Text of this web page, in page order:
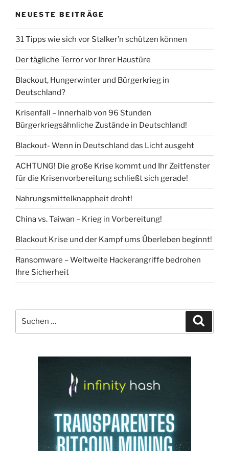
NEUESTE BEITRÄGE
31 Tipps wie sich vor Stalker’n schützen können
Der tägliche Terror vor Ihrer Haustüre
Blackout, Hungerwinter und Bürgerkrieg in
Deutschland?
Krisenfall – Innerhalb von 96 Stunden
Bürgerkriegsähnliche Zustände in Deutschland!
Blackout- Wenn in Deutschland das Licht ausgeht
ACHTUNG! Die große Krise kommt und Ihr Zeitfenster
für die Krisenvorbereitung schließt sich gerade!
Nahrungsmittelknappheit droht!
China vs. Taiwan – Krieg in Vorbereitung!
Blackout Krise und der Kampf ums Überleben beginnt!
Ransomware – Weltweite Hackerangriffe bedrohen
Ihre Sicherheit
nach: